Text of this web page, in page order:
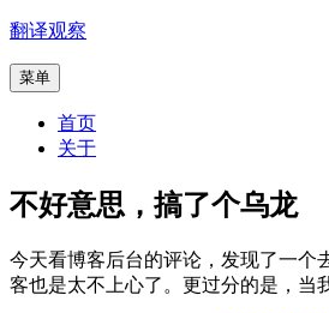
跳
内
翻译观察
菜单
首页
关于
不好意思，搞了个乌龙
今天看博客后台的评论，发现了一个
客也是太不上心了。更过分的是，当